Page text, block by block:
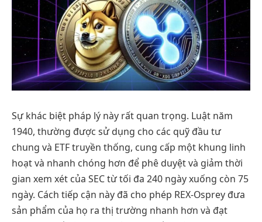
Sự khác biệt pháp lý này rất quan trọng. Luật năm
1940, thường được sử dụng cho các quỹ đầu tư
chung và ETF truyền thống, cung cấp một khung linh
hoạt và nhanh chóng hơn để phê duyệt và giảm thời
gian xem xét của SEC từ tối đa 240 ngày xuống còn 75
ngày. Cách tiếp cận này đã cho phép REX-Osprey đưa
sản phẩm của họ ra thị trường nhanh hơn và đạt